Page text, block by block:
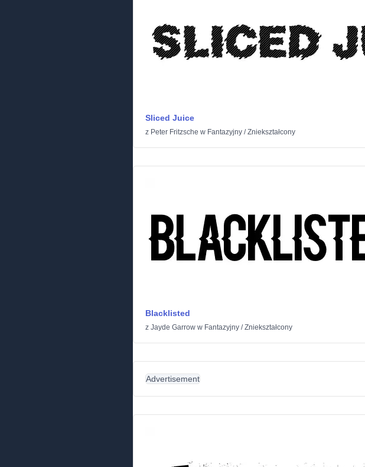
Sliced Juice
z Peter Fritzsche w Fantazyjny /Zniekształcony
Blacklisted
z Jayde Garrow w Fantazyjny /Zniekształcony
Advertisement